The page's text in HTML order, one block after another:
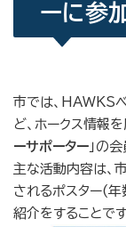
ーに参
市では、HAWKS
ど、ホークス情報
ーサポーター 」の
主な活動内容は、
されるポスター(年
紹介をすることです